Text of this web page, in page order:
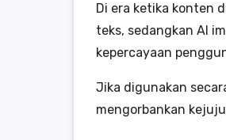
Di era ketika konten
teks, sedangkan AI
kepercayaan
Jika digunakan
mengorbankan